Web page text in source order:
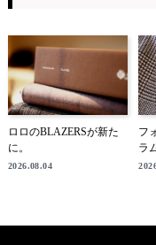
ロロのBLAZERSが新た
に。
2026.08.04
フ
ラ